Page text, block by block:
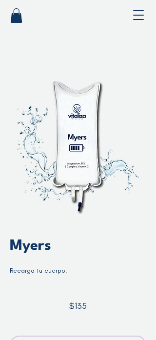
Myers
Recarga tu cuerpo.
estadounidenses
$135